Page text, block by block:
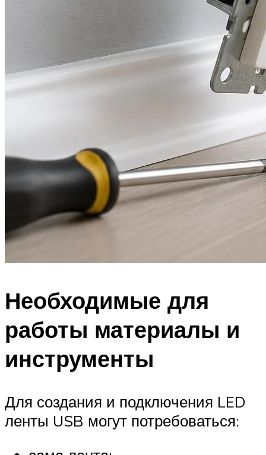
Необходимые для
работы материалы и
инструменты
Для создания и подключения LED
ленты USB могут потребоваться: